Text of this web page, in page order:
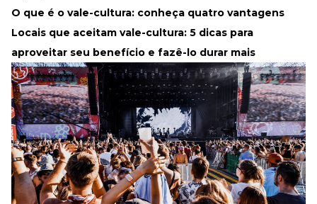
O que é o vale-cultura: conheça quatro vantagens
Locais que aceitam vale-cultura: 5 dicas para
aproveitar seu benefício e fazê-lo durar mais